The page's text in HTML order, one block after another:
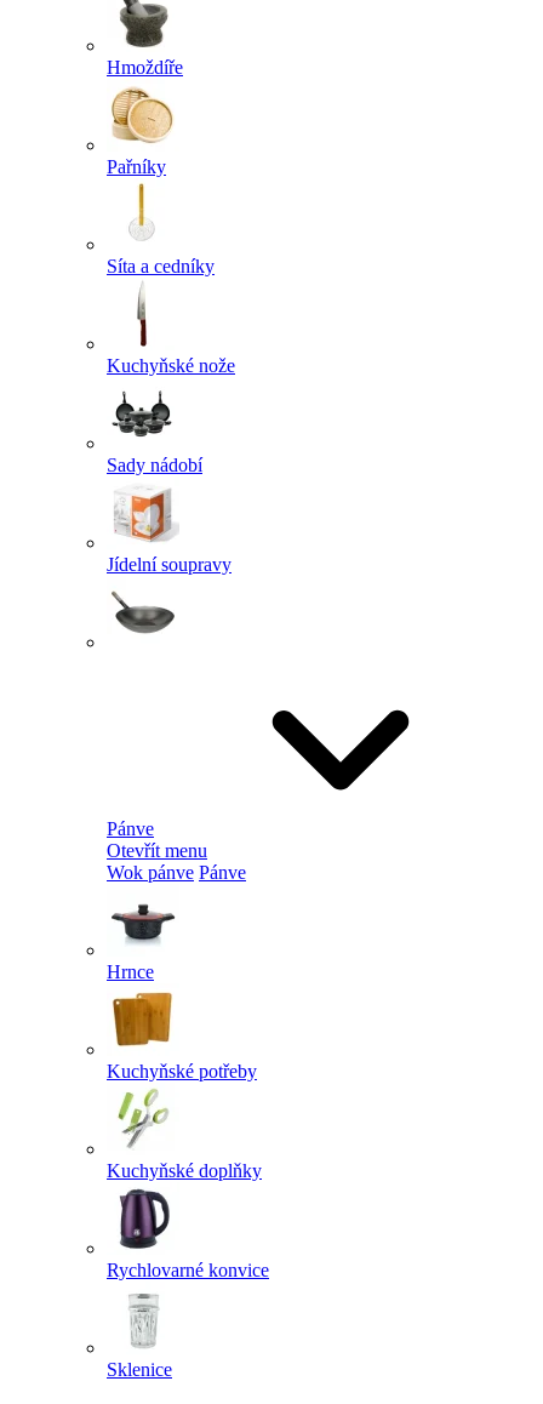
Hmoždíře
Pařníky
Síta a cedníky
Kuchyňské nože
Sady nádobí
Jídelní soupravy
Pánve
Otevřít menu
Wok pánve Pánve
Hrnce
Kuchyňské potřeby
Kuchyňské doplňky
Rychlovarné konvice
Sklenice